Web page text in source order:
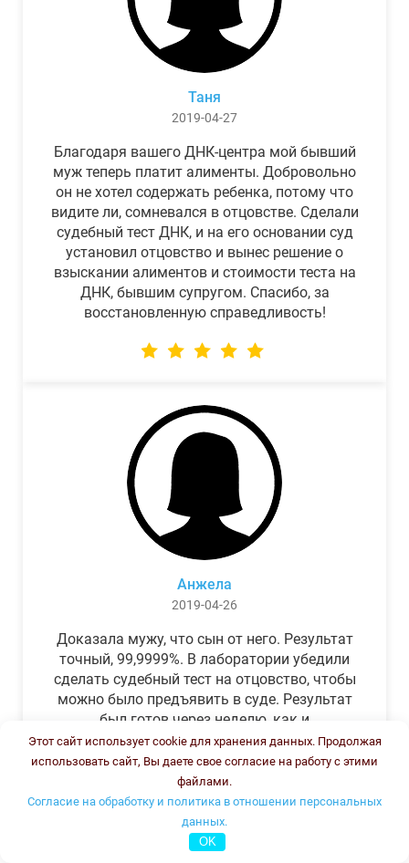
Таня
2019-04-27
Благодаря вашего ДНК-центра мой бывший
муж теперь платит алименты. Добровольно
он не хотел содержать ребенка, потому что
видите ли, сомневался в отцовстве. Сделали
судебный тест ДНК, и на его основании суд
установил отцовство и вынес решение о
взыскании алиментов и стоимости теста на
ДНК, бывшим супругом. Спасибо, за
восстановленную справедливость!
Анжела
2019-04-26
Доказала мужу, что сын от него. Результат
точный, 99,9999%. В лаборатории убедили
сделать судебный тест на отцовство, чтобы
можно было предъявить в суде. Результат
был готов через неделю, как и
обещали.Теперь муж бегает и извиняется.
Этот сайт использует cookie для хранения данных. Продолжая
использовать сайт, Вы даете свое согласие на работу с этими
файлами.
Согласие на обработку и политика в отношении персональных
данных.
OK